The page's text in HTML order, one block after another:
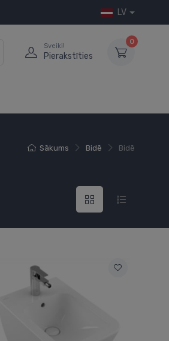
LV
Sveiki!
Pierakstīties
0
Sākums Bidē Bidē